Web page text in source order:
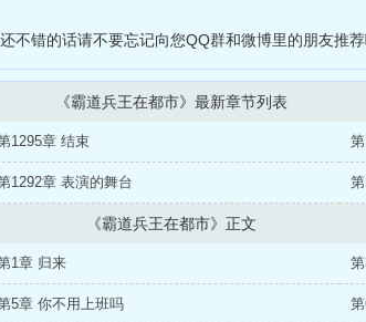
不错的话请不要忘记向您QQ群和微博里的朋友推荐
《霸道兵王在都市》最新章节列表
1295章 结束
1292章 表演的舞台
《霸道兵王在都市》正文
1章 归来
5章 你不用上班吗